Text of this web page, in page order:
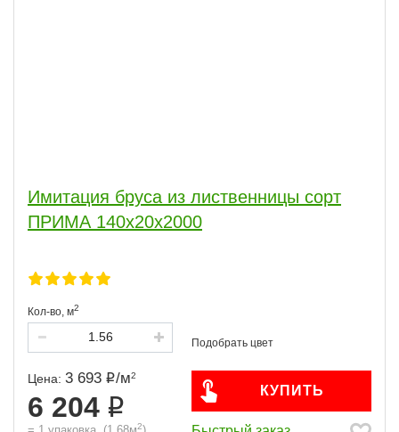
Имитация бруса из лиственницы сорт
ПРИМА 140x20x2000
Кол-во, м2
Цена: 3 693 /м2
6 204
2
КУПИТЬ